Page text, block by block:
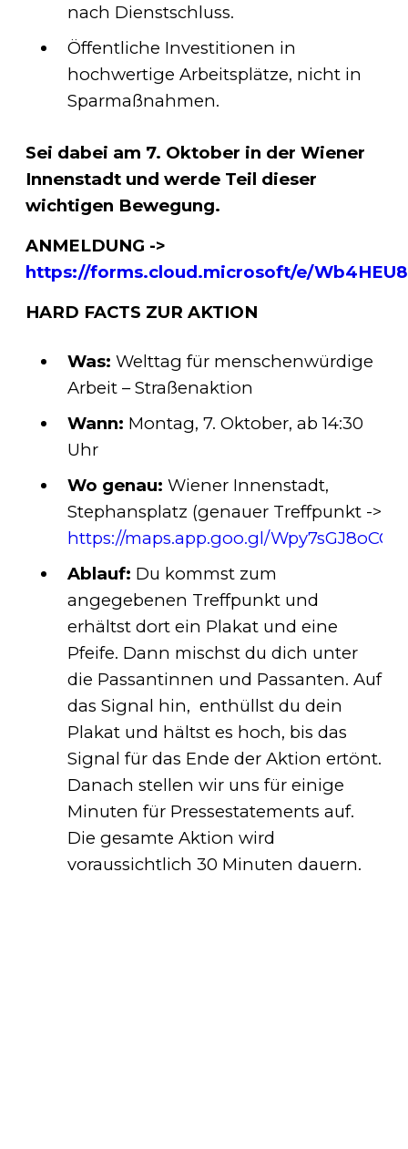
nach Dienstschluss.
Öffentliche Investitionen in
hochwertige Arbeitsplätze, nicht in
Sparmaßnahmen.
Sei dabei am 7. Oktober in der Wiener
Innenstadt und werde Teil dieser
wichtigen Bewegung.
ANMELDUNG ->
https://forms.cloud.microsoft/e/
HARD FACTS ZUR AKTION
Was: Welttag für menschenwürdige
Arbeit – Straßenaktion
Wann: Montag, 7. Oktober, ab 14:30
Uhr
Wo genau: Wiener Innenstadt,
Stephansplatz (genauer Treffpunkt ->
https://maps.app.goo.gl/
Ablauf: Du kommst zum
angegebenen Treffpunkt und
erhältst dort ein Plakat und eine
Pfeife. Dann mischst du dich unter
die Passantinnen und Passanten. Auf
das Signal hin, enthüllst du dein
Plakat und hältst es hoch, bis das
Signal für das Ende der Aktion ertönt.
Danach stellen wir uns für einige
Minuten für Pressestatements auf.
Die gesamte Aktion wird
voraussichtlich 30 Minuten dauern.